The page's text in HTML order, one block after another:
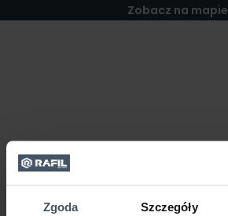
Zgoda Szczegóły
Zobacz na mapie